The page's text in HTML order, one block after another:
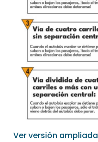
Ver versión ampliada